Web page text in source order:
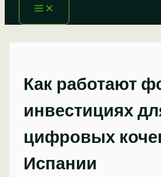
Как работают
инвестициях
цифровых
Испании